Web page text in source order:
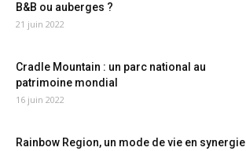
B&B ou auberges ?
21 juin 2022
Cradle Mountain : un parc national au
patrimoine mondial
16 juin 2022
Rainbow Region, un mode de vie en synergie